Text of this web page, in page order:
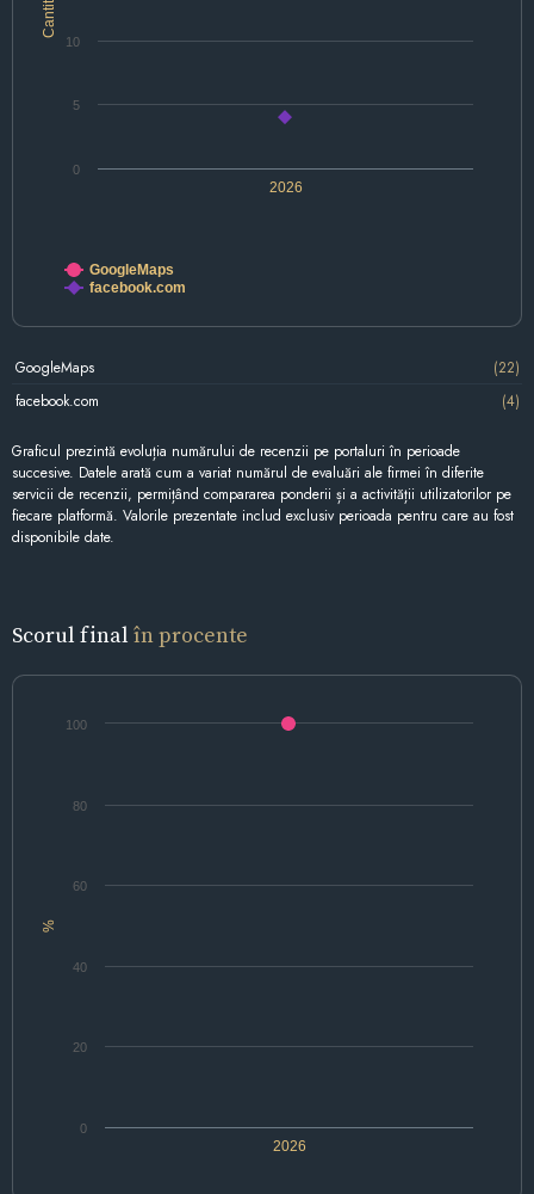
2026
0
5
10
GoogleMaps
facebook.com
GoogleMaps
(22)
facebook.com
(4)
Graficul prezintă evoluția numărului de recenzii pe portaluri în perioade
succesive. Datele arată cum a variat numărul de evaluări ale firmei în diferite
servicii de recenzii, permițând compararea ponderii și a activității utilizatorilor pe
fiecare platformă. Valorile prezentate includ exclusiv perioada pentru care au fost
disponibile date.
Scorul final în procente
%
2026
0
20
40
60
80
100